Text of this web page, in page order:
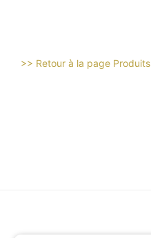
>> Retour à la page Produits